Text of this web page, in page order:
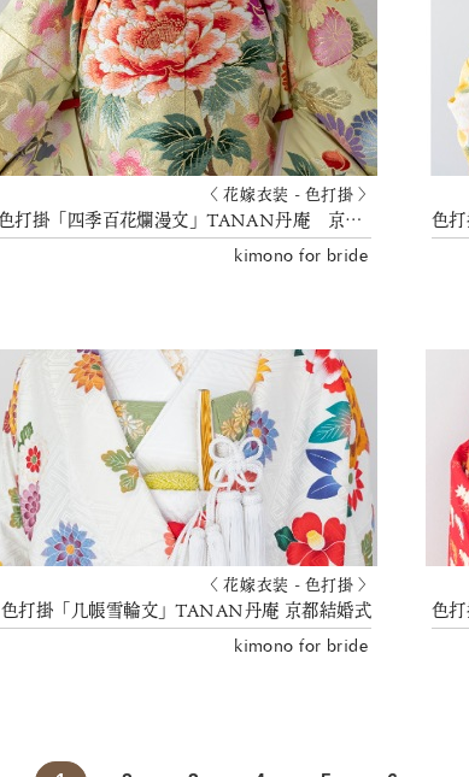
〈 花嫁衣装 - 色打掛 〉
色打掛「四季百花爛漫文」TANAN丹庵 京都結婚式
kimono for bride
〈 花嫁衣装 - 色打掛 〉
色打掛「几帳雪輪文」TANAN丹庵 京都結婚式
kimono for bride